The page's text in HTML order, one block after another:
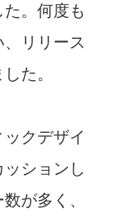
。何度も
リリース
た。
クデザイ
ションし
が多く、